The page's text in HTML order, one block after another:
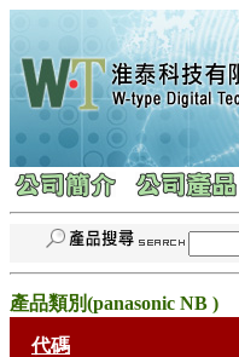
產品類別(panasonic NB )
代碼